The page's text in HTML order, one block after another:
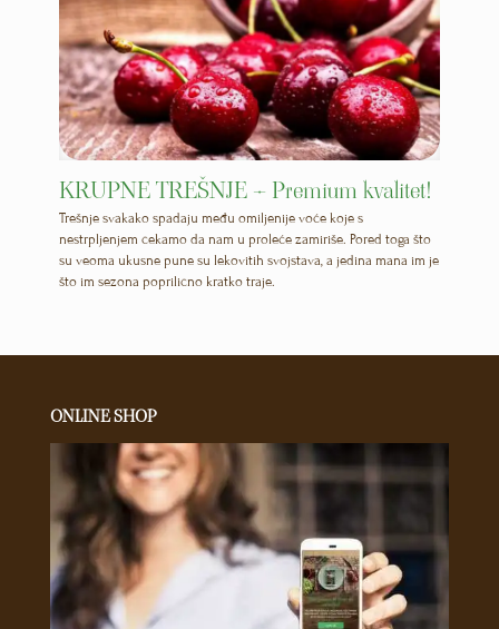
KRUPNE TREŠNJE – Premium kvalitet!
Trešnje svakako spadaju među omiljenije voće koje s
nestrpljenjem čekamo da nam u proleće zamiriše. Pored toga što
su veoma ukusne pune su lekovitih svojstava, a jedina mana im je
što im sezona poprilično kratko traje.
ONLINE SHOP